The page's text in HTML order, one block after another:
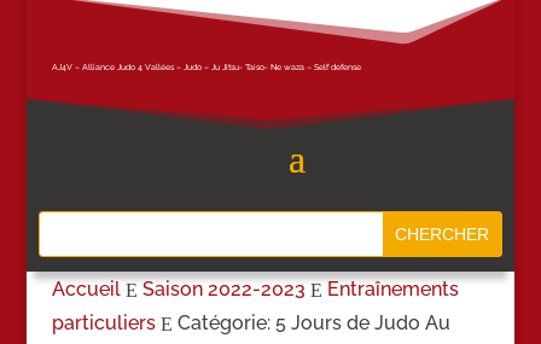
AJ4V – Alliance Judo 4 Vallées – Judo – Ju Jitsu- Taiso- Ne waza – Self defense
Accueil E Saison 2022-2023 E Entraînements
particuliers E Catégorie: 5 Jours de Judo Au